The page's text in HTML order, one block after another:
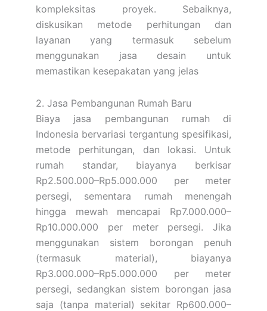
kompleksitas proyek. Sebaiknya,
diskusikan metode perhitungan dan
layanan yang termasuk sebelum
menggunakan jasa desain untuk
memastikan kesepakatan yang jelas
2. Jasa Pembangunan Rumah Baru
Biaya jasa pembangunan rumah di
Indonesia bervariasi tergantung spesifikasi,
metode perhitungan, dan lokasi. Untuk
rumah standar, biayanya berkisar
Rp2.500.000–Rp5.000.000 per meter
persegi, sementara rumah menengah
hingga mewah mencapai Rp7.000.000–
Rp10.000.000 per meter persegi. Jika
menggunakan sistem borongan penuh
(termasuk material), biayanya
Rp3.000.000–Rp5.000.000 per meter
persegi, sedangkan sistem borongan jasa
saja (tanpa material) sekitar Rp600.000–